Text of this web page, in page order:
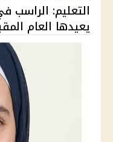
يعيدها العام